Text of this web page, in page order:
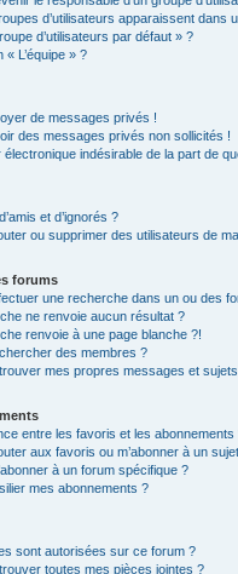
d’utilisateurs apparaissent dans
d’utilisateurs par défaut » ?
« L’équipe » ?
de messages privés !
des messages privés non sollicités !
électronique indésirable de la part de
et d’ignorés ?
ou supprimer des utilisateurs de ma
forums
une recherche dans un ou des
ne renvoie aucun résultat ?
renvoie à une page blanche ?!
des membres ?
mes propres messages et
entre les favoris et les abonnements
aux favoris ou m’abonner à un
à un forum spécifique ?
mes abonnements ?
sont autorisées sur ce forum ?
toutes mes pièces jointes ?